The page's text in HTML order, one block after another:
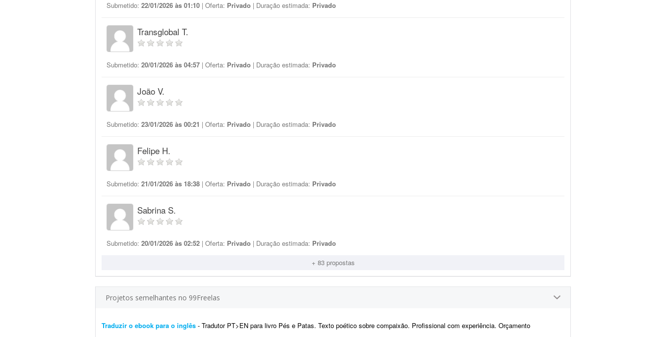
Submetido: 22/01/2026 às 01:10 | Oferta: Privado | Duração estimada: Privado
Transglobal T.
Submetido: 20/01/2026 às 04:57 | Oferta: Privado | Duração estimada: Privado
João V.
Submetido: 23/01/2026 às 00:21 | Oferta: Privado | Duração estimada: Privado
Felipe H.
Submetido: 21/01/2026 às 18:38 | Oferta: Privado | Duração estimada: Privado
Sabrina S.
Submetido: 20/01/2026 às 02:52 | Oferta: Privado | Duração estimada: Privado
+ 83 propostas
Projetos semelhantes no 99Freelas
Traduzir o ebook para o inglês - Tradutor PT>EN para livro Pés e Patas. Texto poético sobre compaixão. Profissional com experiência. Orçamento